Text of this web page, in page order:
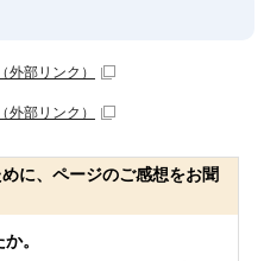
（外部リンク）
（外部リンク）
に、ページのご感想をお聞
。